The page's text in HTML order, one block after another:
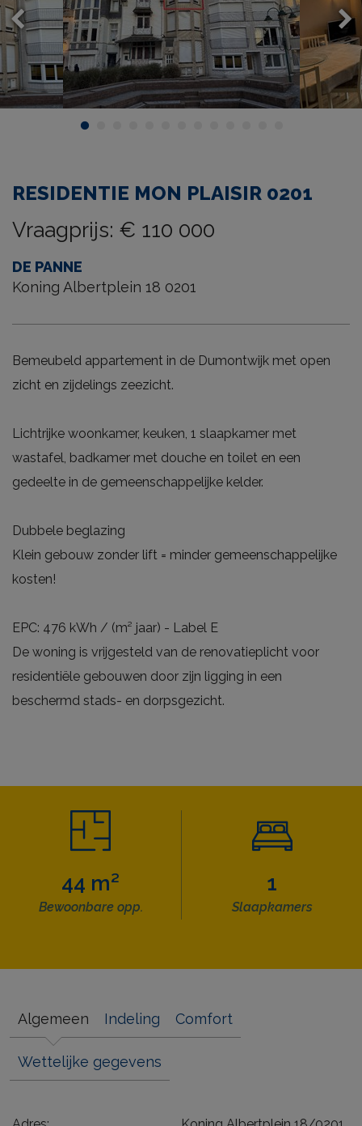
RESIDENTIE MON PLAISIR 0201
Vraagprijs: € 110 000
DE PANNE
Koning Albertplein 18 0201
Bemeubeld appartement in de Dumontwijk met open
zicht en zijdelings zeezicht.
Lichtrijke woonkamer, keuken, 1 slaapkamer met
wastafel, badkamer met douche en toilet en een
gedeelte in de gemeenschappelijke kelder.
Dubbele beglazing
Klein gebouw zonder lift = minder gemeenschappelijke
kosten!
EPC: 476 kWh / (m² jaar) - Label E
De woning is vrijgesteld van de renovatieplicht voor
residentiële gebouwen door zijn ligging in een
beschermd stads- en dorpsgezicht.
44 m²
Bewoonbare opp.
1
Slaapkamers
Algemeen Indeling Comfort
Wettelijke gegevens